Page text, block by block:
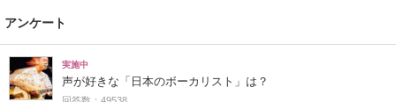
アンケート
実施中
声が好きな「日本のボーカリスト」は？